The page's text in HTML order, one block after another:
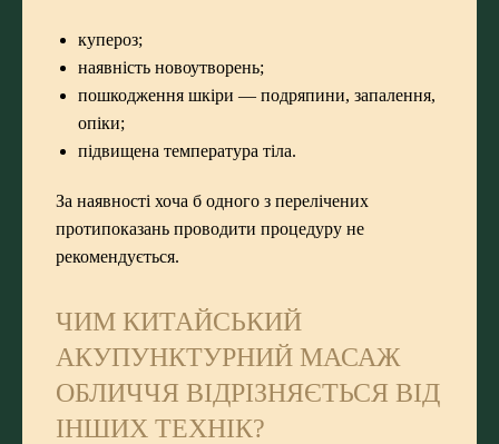
купероз;
наявність новоутворень;
пошкодження шкіри — подряпини, запалення,
опіки;
підвищена температура тіла.
За наявності хоча б одного з перелічених
протипоказань проводити процедуру не
рекомендується.
ЧИМ КИТАЙСЬКИЙ
АКУПУНКТУРНИЙ МАСАЖ
ОБЛИЧЧЯ ВІДРІЗНЯЄТЬСЯ ВІД
ІНШИХ ТЕХНІК?